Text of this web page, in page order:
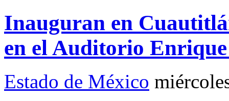
Inauguran en
en el Auditorio
Estado de México